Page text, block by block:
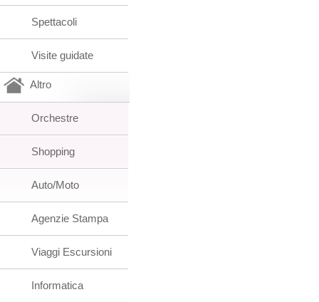
Spettacoli
Visite guidate
Altro
Orchestre
Shopping
Auto/Moto
Agenzie Stampa
Viaggi Escursioni
Informatica